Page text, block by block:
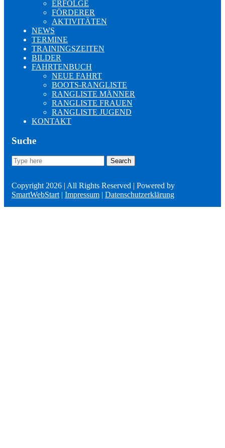
ERFOLGE
FÖRDERER
AKTIVITÄTEN
NEWS
TERMINE
TRAININGSZEITEN
BILDER
FAHRTENBUCH
NEUE FAHRT
BOOTS-RANGLISTE
RANGLISTE MÄNNER
RANGLISTE FRAUEN
RANGLISTE JUGEND
KONTAKT
Suche
Search
for:
Search
Copyright 2026 | All Rights Reserved | Powered by
SmartWebStart | Impressum | Datenschutzerklärung